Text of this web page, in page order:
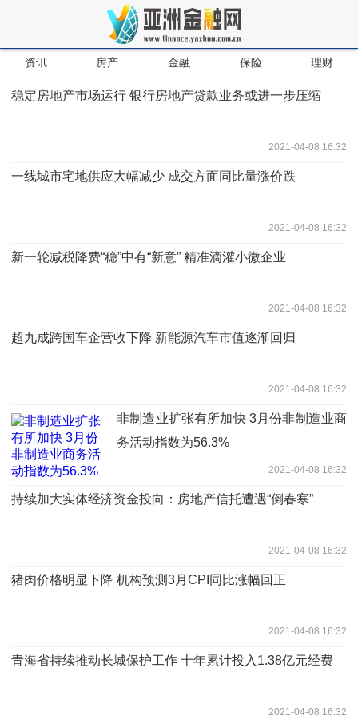
资讯 房产 金融 保险 理财
稳定房地产市场运行 银行房地产贷款业务或进一步压缩
2021-04-08 16:32
一线城市宅地供应大幅减少 成交方面同比量涨价跌
2021-04-08 16:32
新一轮减税降费“稳”中有“新意” 精准滴灌小微企业
2021-04-08 16:32
超九成跨国车企营收下降 新能源汽车市值逐渐回归
2021-04-08 16:32
非制造业扩张有所加快 3月份非制造业商
务活动指数为56.3%
2021-04-08 16:32
持续加大实体经济资金投向：房地产信托遭遇“倒春寒”
2021-04-08 16:32
猪肉价格明显下降 机构预测3月CPI同比涨幅回正
2021-04-08 16:32
青海省持续推动长城保护工作 十年累计投入1.38亿元经费
2021-04-08 16:32